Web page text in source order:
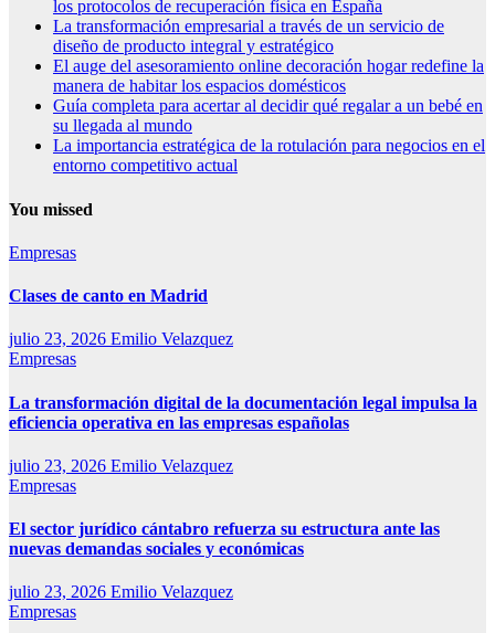
los protocolos de recuperación física en España
La transformación empresarial a través de un servicio de
diseño de producto integral y estratégico
El auge del asesoramiento online decoración hogar redefine la
manera de habitar los espacios domésticos
Guía completa para acertar al decidir qué regalar a un bebé en
su llegada al mundo
La importancia estratégica de la rotulación para negocios en el
entorno competitivo actual
You missed
Empresas
Clases de canto en Madrid
julio 23, 2026 Emilio Velazquez
Empresas
La transformación digital de la documentación legal impulsa la
eficiencia operativa en las empresas españolas
julio 23, 2026 Emilio Velazquez
Empresas
El sector jurídico cántabro refuerza su estructura ante las
nuevas demandas sociales y económicas
julio 23, 2026 Emilio Velazquez
Empresas